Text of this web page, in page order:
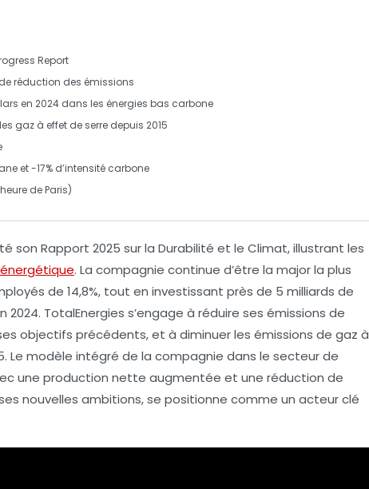
Report
réduction des émissions
en 2024 dans les énergies bas carbone
gaz à effet de serre depuis 2015
et-17% d’intensité carbone
de Paris)
son Rapport 2025 sur la Durabilité et le Climat, illustrant les
. La compagnie continue d’être la major la plus
de 14,8%, tout en investissant près de 5 milliards de
TotalEnergies s’engage à réduire ses émissions de
objectifs précédents, et à diminuer les émissions de gaz à
Le modèle intégré de la compagnie dans le secteur de
une production nette augmentée et une réduction de
nouvelles ambitions, se positionne comme un acteur clé